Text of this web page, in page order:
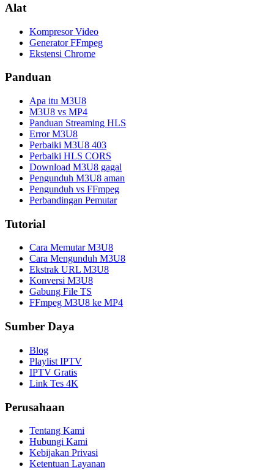
Alat
Kompresor Video
Generator FFmpeg
Ekstensi Chrome
Panduan
Apa itu M3U8
M3U8 vs MP4
Panduan Streaming HLS
Error M3U8
Perbaiki M3U8 403
Perbaiki HLS CORS
Download M3U8 gagal
Pengunduh M3U8 aman
Pengunduh vs FFmpeg
Perbandingan Pemutar
Tutorial
Cara Memutar M3U8
Cara Mengunduh M3U8
Ekstrak URL M3U8
Konversi M3U8
Gabung File TS
FFmpeg M3U8 ke MP4
Sumber Daya
Blog
Playlist IPTV
IPTV Gratis
Link Tes 4K
Perusahaan
Tentang Kami
Hubungi Kami
Kebijakan Privasi
Ketentuan Layanan